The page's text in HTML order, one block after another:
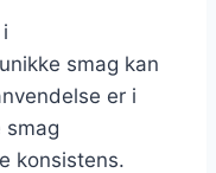
smag kan
er i
smag
konsistens.